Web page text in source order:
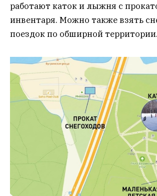
работают каток и лыжня с
инвентаря. Можно также взять
поездок по обширной территории.